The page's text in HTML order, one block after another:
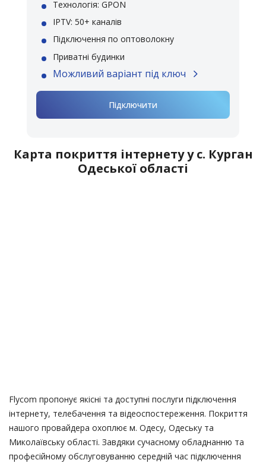
Технологія: GPON
IPTV: 50+ каналів
Підключення по оптоволокну
Приватні будинки
Можливий варіант під ключ
Підключити
Карта покриття інтернету у с. Курган
Одеської області
Flycom пропонує якісні та доступні послуги підключення
інтернету, телебачення та відеоспостереження. Покриття
нашого провайдера охоплює м. Одесу, Одеську та
Миколаївську області. Завдяки сучасному обладнанню та
професійному обслуговуванню середній час підключення